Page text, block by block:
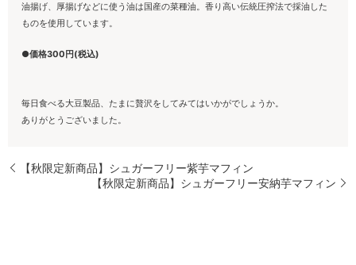
油揚げ、厚揚げなどに使う油は国産の菜種油。香り高い伝統圧搾法で採油した
ものを使用しています。
●価格300円(税込)
毎日食べる大豆製品、たまに贅沢をしてみてはいかがでしょうか。
ありがとうございました。
【秋限定新商品】シュガーフリー紫芋マフィン
【秋限定新商品】シュガーフリー安納芋マフィン